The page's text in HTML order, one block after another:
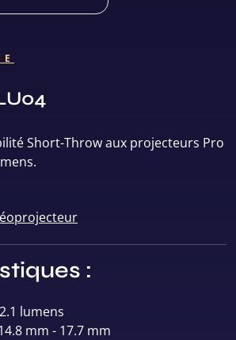
Short-Throw aux projecteurs Pro
:
lumens
mm - 17.7 mm